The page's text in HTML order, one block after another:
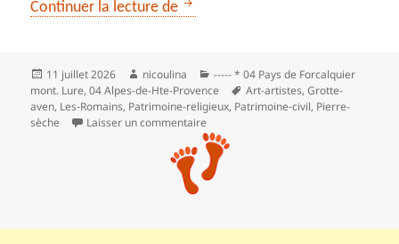
Continuer la lecture de
Publié
le
11 juillet 2026 Auteur
nicoulina Catégories
----- * 04 Pays de Forcalquier
mont. Lure,04 Alpes-de-Hte-Provence Mots-
clés
Art-artistes,Grotte-
aven, Les‑Romains, Patrimoine-religieux, Patrimoine‑civil, Pierre-
sèche
Laisser un commentairesur *** Le dernier refuge de saint